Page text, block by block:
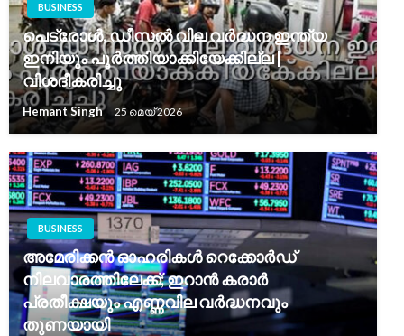
BUSINESS
പെട്രോൾ, ഡീസൽ വില വർദ്ധന ഇന്ത്യ
ഇനിയും പൂർത്തിയാക്കിയേക്കില്ല |
വിശദീകരിച്ചു
Hemant Singh 25 മെയ്‌ 2026
BUSINESS
അമേരിക്കൻ ഓഹരികൾ റെക്കോർഡ്
നിലവാരത്തിലേക്ക്; ഇറാൻ കരാർ
പ്രതീക്ഷയും എണ്ണവില വർദ്ധനവും
തുണയായി